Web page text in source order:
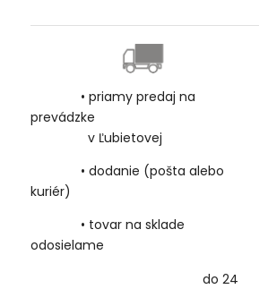
• priamy predaj na
prevádzke
v Ľubietovej
• dodanie (pošta alebo
kuriér)
• tovar na sklade
odosielame
do 24